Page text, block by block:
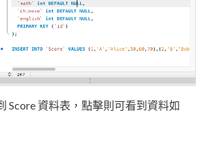
Score 資料表，點擊則可看到資料如